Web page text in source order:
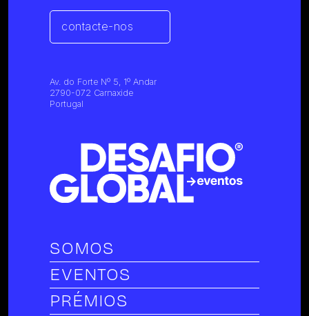
contacte-nos
Av. do Forte Nº 5, 1º Andar
2790-072 Carnaxide
Portugal
SOMOS
EVENTOS
PRÉMIOS